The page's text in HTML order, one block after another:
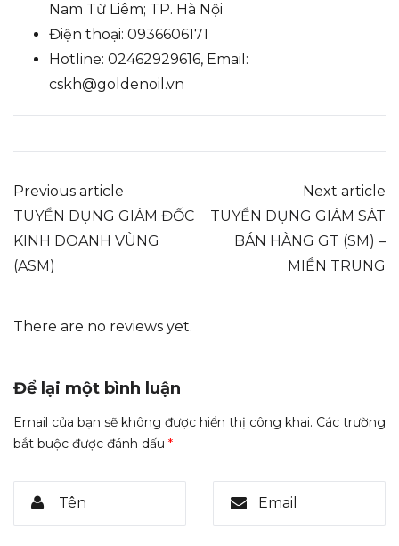
Nam Từ Liêm; TP. Hà Nội
Điện thoại: 0936606171
Hotline: 02462929616, Email:
cskh@goldenoil.vn
Previous article
TUYỂN DỤNG GIÁM ĐỐC
KINH DOANH VÙNG
(ASM)
Next article
TUYỂN DỤNG GIÁM SÁT
BÁN HÀNG GT (SM) –
MIỀN TRUNG
There are no reviews yet.
Để lại một bình luận
Email của bạn sẽ không được hiển thị công khai. Các trường
bắt buộc được đánh dấu *